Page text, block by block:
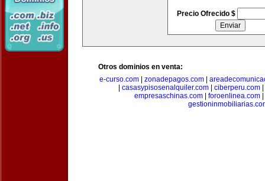
Precio Ofrecido $
Otros dominios en venta:
e-curso.com| zonadepagos.com|
casasypisosenalquiler.com ciberperu.com
empresaschinas.com| foroenlinea.com|